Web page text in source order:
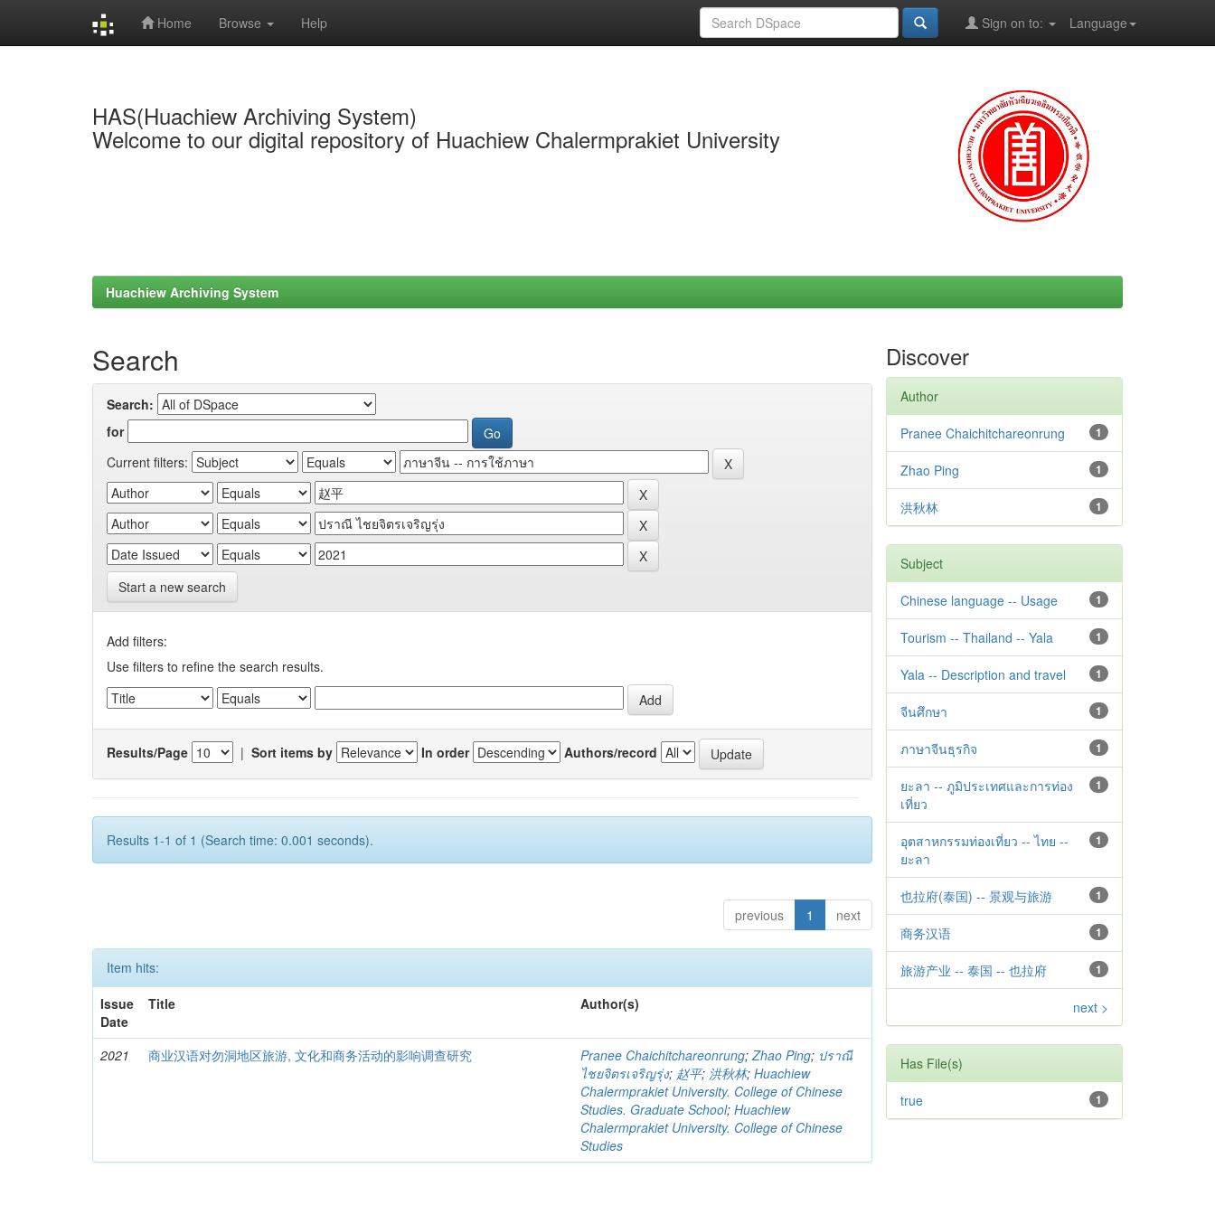
Home Browse Help Language
Sign on to:
HAS(Huachiew Archiving System)
Welcome to our digital repository of Huachiew Chalermprakiet University
Huachiew Archiving System
Search
Search:
for
Current filters:
Start a new search
Add filters:
Use filters to refine the search results.
Results/Page | Sort items by In order Authors/record
Results 1-1 of 1 (Search time: 0.001 seconds).
previous 1 next
Item hits:
Issue
Date
Title Author(s)
2021 商业汉语对勿洞地区旅游, 文化和商务活动的影响调查研究 Pranee Chaichitchareonrung;Zhao Ping; ปราณี
ไชยจิตรเจริญรุ่ง; 赵平; 洪秋林;Huachiew
Chalermprakiet University. College of Chinese
Studies. Graduate School;Huachiew
Chalermprakiet University. College of Chinese
Studies
Discover
Author
1
Pranee Chaichitchareonrung
1
Zhao Ping
1
洪秋林
Subject
1
Chinese language -- Usage
1
Tourism -- Thailand -- Yala
1
Yala -- Description and travel
1
จีนศึกษา
1
ภาษาจีนธุรกิจ
1
ยะลา -- ภูมิประเทศและการท่อง
เที่ยว
1
อุตสาหกรรมท่องเที่ยว -- ไทย --
ยะลา
1
也拉府(泰国) -- 景观与旅游
1
商务汉语
1
旅游产业 -- 泰国 -- 也拉府
next >
Has File(s)
1
true